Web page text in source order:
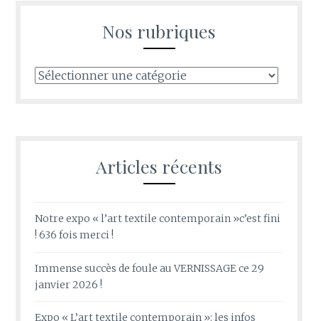
Nos rubriques
Nos
Articles récents
Notre expo « l’art textile contemporain »c’est fini
! 636 fois merci !
Immense succès de foule au VERNISSAGE ce 29
janvier 2026 !
Expo « L’art textile contemporain »: les infos